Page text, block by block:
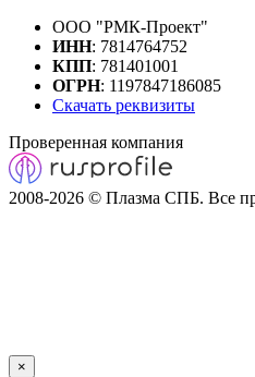
ООО "РМК-Проект"
ИНН: 7814764752
КПП: 781401001
ОГРН: 1197847186085
Скачать реквизиты
Проверенная компания
2008-2026 © Плазма СПБ. Все
×